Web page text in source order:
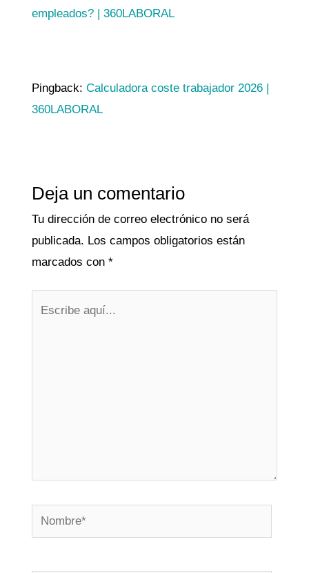
empleados? | 360LABORAL
Pingback: Calculadora coste trabajador 2026 |
360LABORAL
Deja un comentario
Tu dirección de correo electrónico no será
publicada. Los campos obligatorios están
marcados con *
Nombre*